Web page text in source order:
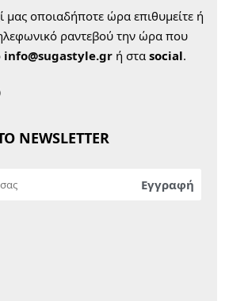
μας οποιαδήποτε ώρα επιθυμείτε ή
ραντεβού την ώρα που
info@sugastyle.gr ή στα social.
NEWSLETTER